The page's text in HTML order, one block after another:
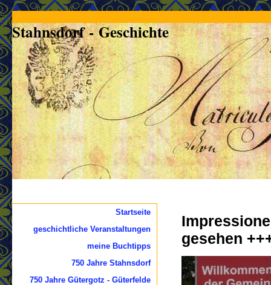
Stahnsdorf - Geschichte
gesehen
Startseite
geschichtliche Veranstaltungen
meine Buchtipps
750 Jahre Stahnsdorf
750 Jahre Gütergotz - Güterfelde